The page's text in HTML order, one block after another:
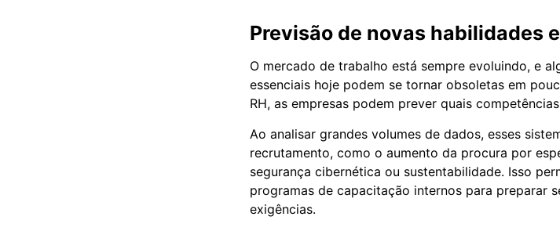
Previsão de novas habilidades
O mercado de trabalho está sempre evoluindo, e
essenciais hoje podem se tornar obsoletas em
RH, as empresas podem prever quais
Ao analisar grandes volumes de dados, esses
recrutamento, como o aumento da procura por
segurança cibernética ou sustentabilidade. Isso
programas de capacitação internos para preparar
exigências.